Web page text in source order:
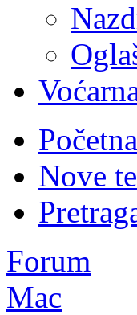
Početna
Nove
Forum
Mac